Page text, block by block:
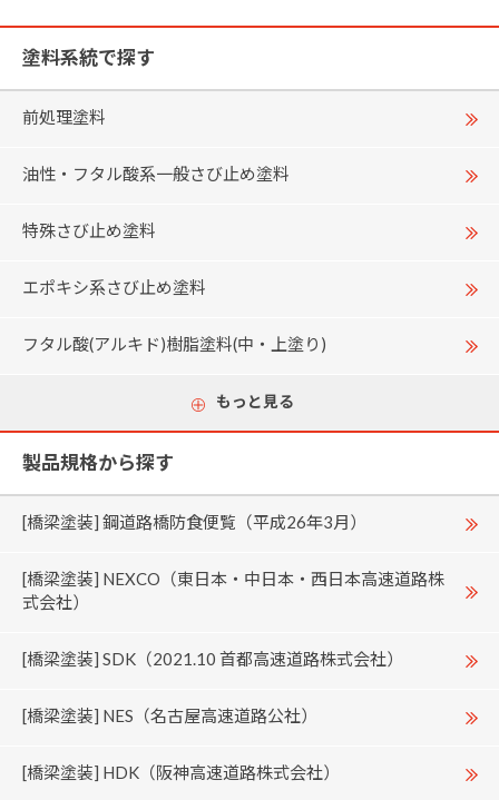
塗料系統で探す
前処理塗料
油性・フタル酸系一般さび止め塗料
特殊さび止め塗料
エポキシ系さび止め塗料
フタル酸(アルキド)樹脂塗料(中・上塗り)
もっと見る
製品規格から探す
[橋梁塗装] 鋼道路橋防食便覧（平成26年3月）
[橋梁塗装] NEXCO（東日本・中日本・西日本高速道路株
式会社）
[橋梁塗装] SDK（2021.10 首都高速道路株式会社）
[橋梁塗装] NES（名古屋高速道路公社）
[橋梁塗装] HDK（阪神高速道路株式会社）